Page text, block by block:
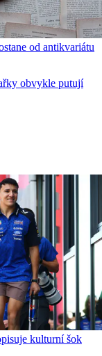
od antikvariátu
obvykle putují
kulturní šok